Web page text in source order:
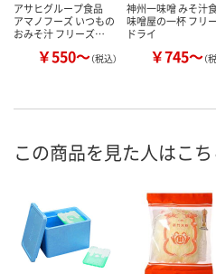
アサヒグループ食品
アマノフーズ いつもの
おみそ汁 フリーズ…
￥550～（税込）
神州一味噌 みそ汁
味噌屋の一杯 フリ
ドライ
￥745～（
この商品を見た人はこ